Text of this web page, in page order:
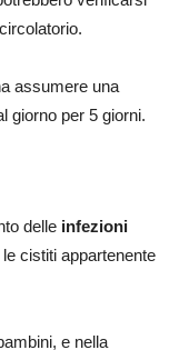
assumere una
giorno per 5 giorni.
delle infezioni
cistiti appartenente
e nella